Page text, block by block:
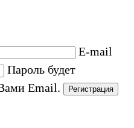
E-mail
Пароль будет
Email.